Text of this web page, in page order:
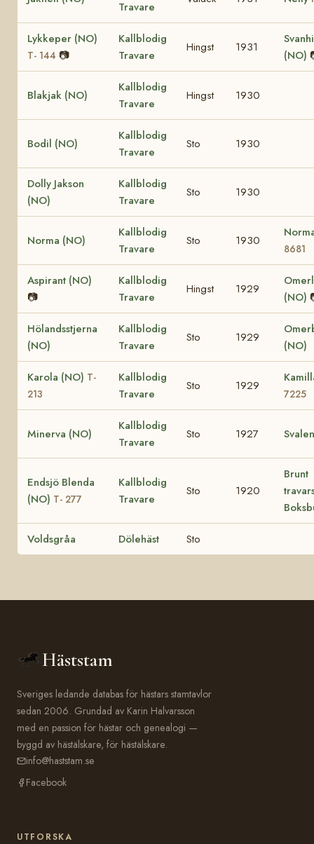
Travare
Lykkeper (NO)
T- 144 📷
Kallblodig
Travare
Hingst 1931
(NO)
Blakjak (NO)
Kallblodig
Travare
Hingst 1930
Bodil (NO)
Kallblodig
Travare
Sto 1930
Dolly Jakson
(NO)
Kallblodig
Travare
Sto 1930
Norma (NO)
Kallblodig
Travare
Sto 1930
8681
Aspirant (NO)
📷
Kallblodig
Travare
Hingst 1929
(NO)
Hölandsstjerna
(NO)
Kallblodig
Travare
Sto 1929
(NO)
Karola (NO) T-
213
Kallblodig
Travare
Sto 1929
7225
Minerva (NO)
Kallblodig
Travare
Sto 1927
Endsjö Blenda
(NO) T- 277
Kallblodig
Travare
Sto 1920
Brunt
Voldsgråa Dölehäst Sto
Häststam
Sveriges ledande databas för hästars stamtavlor
sedan 2006. Grundad av Karin Halvarsson
med en passion för hästar och genealogi —
byggd av hästälskare, för hästälskare.
info@haststam.se
Facebook
UTFORSKA